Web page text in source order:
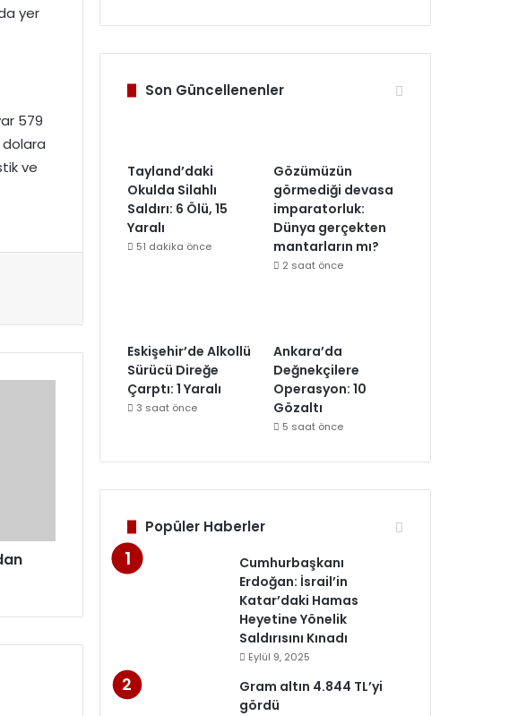
yer
579
dolara
ve
Son Güncellenenler
Tayland’daki
Okulda Silahlı
Saldırı: 6 Ölü, 15
Yaralı
51 dakika önce
Gözümüzün
görmediği devasa
imparatorluk:
Dünya gerçekten
mantarların mı?
2 saat önce
Eskişehir’de Alkollü
Sürücü Direğe
Çarptı: 1 Yaralı
3 saat önce
Ankara’da
Değnekçilere
Operasyon: 10
Gözaltı
5 saat önce
Popüler Haberler
Cumhurbaşkanı
Erdoğan: İsrail’in
Katar’daki Hamas
Heyetine Yönelik
Saldırısını Kınadı
Eylül 9, 2025
Gram altın 4.844 TL’yi
gördü